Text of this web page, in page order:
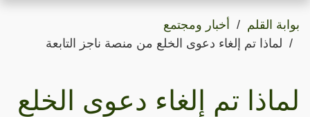
بوابة القلم
أخبار ومجتمع
لماذا تم إلغاء دعوى الخلع من منصة ناجز التابعة
لماذا تم إلغاء دعوى الخلع